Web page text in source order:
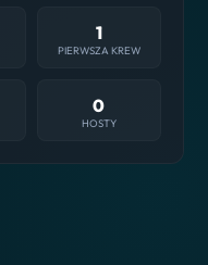
1
PIERWSZA KREW
0
HOSTY